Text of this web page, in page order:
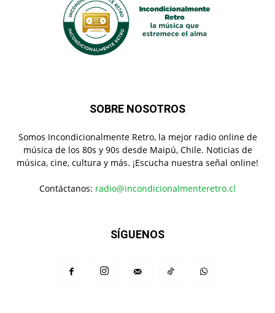
SOBRE NOSOTROS
Somos Incondicionalmente Retro, la mejor radio online de
música de los 80s y 90s desde Maipú, Chile. Noticias de
música, cine, cultura y más. ¡Escucha nuestra señal online!
Contáctanos: radio@incondicionalmenteretro.cl
SÍGUENOS